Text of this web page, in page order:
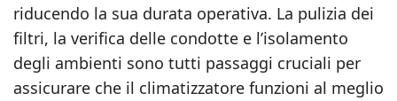
riducendo la sua durata operativa. La pulizia dei
filtri, la verifica delle condotte e l’isolamento
degli ambienti sono tutti passaggi cruciali per
assicurare che il climatizzatore funzioni al meglio